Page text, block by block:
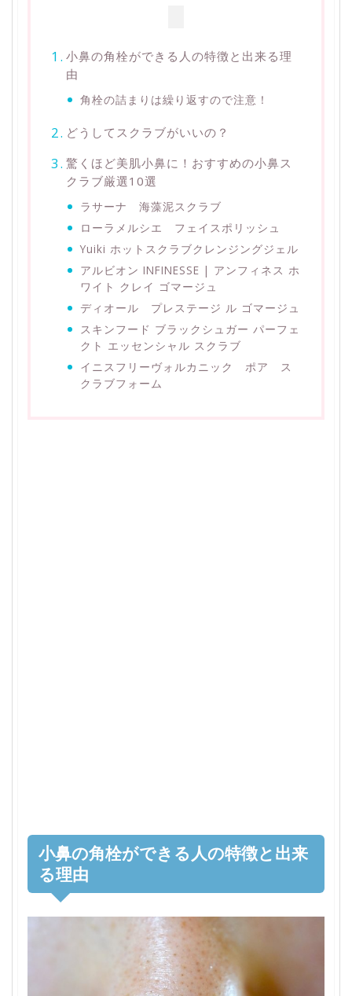
小鼻の角栓ができる人の特徴と出来る理
由
角栓の詰まりは繰り返すので注意！
どうしてスクラブがいいの？
驚くほど美肌小鼻に！おすすめの小鼻ス
クラブ厳選10選
ラサーナ 海藻泥スクラブ
ローラメルシエ フェイスポリッシュ
Yuiki ホットスクラブクレンジングジェル
アルビオン INFINESSE | アンフィネス ホ
ワイト クレイ ゴマージュ
ディオール プレステージ ル ゴマージュ
スキンフード ブラックシュガー パーフェ
クト エッセンシャル スクラブ
イニスフリーヴォルカニック ポア ス
クラブフォーム
小鼻の角栓ができる人の特徴と出来
る理由